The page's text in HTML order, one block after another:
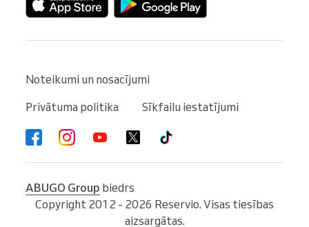
Noteikumi un nosacījumi
Privātuma politika
Sīkfailu iestatījumi
ABUGO Group biedrs
Copyright 2012 - 2026 Reservio. Visas tiesības
aizsargātas.